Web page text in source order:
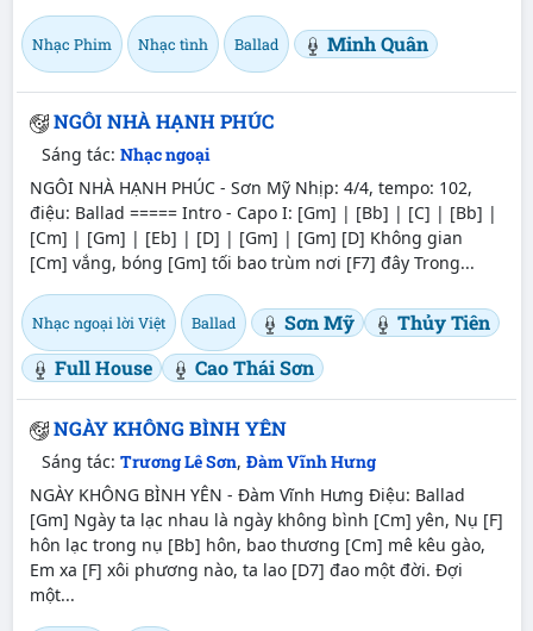
Nhạc Phim Nhạc tình Ballad Minh Quân
NGÔI NHÀ HẠNH PHÚC
Sáng tác: Nhạc ngoại
NGÔI NHÀ HẠNH PHÚC - Sơn Mỹ Nhịp: 4/4, tempo: 102,
điệu: Ballad ===== Intro - Capo I: [Gm] | [Bb] | [C] | [Bb] |
[Cm] | [Gm] | [Eb] | [D] | [Gm] | [Gm] [D] Không gian
[Cm] vắng, bóng [Gm] tối bao trùm nơi [F7] đây Trong...
Nhạc ngoại lời Việt Ballad Sơn Mỹ
Thủy Tiên
Full House
Cao Thái Sơn
NGÀY KHÔNG BÌNH YÊN
Sáng tác: Trương Lê Sơn, Đàm Vĩnh Hưng
NGÀY KHÔNG BÌNH YÊN - Đàm Vĩnh Hưng Điệu: Ballad
[Gm] Ngày ta lạc nhau là ngày không bình [Cm] yên, Nụ [F]
hôn lạc trong nụ [Bb] hôn, bao thương [Cm] mê kêu gào,
Em xa [F] xôi phương nào, ta lao [D7] đao một đời. Đợi
một...